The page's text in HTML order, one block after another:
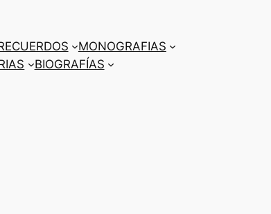
MONOGRAFIAS
BIOGRAFÍAS